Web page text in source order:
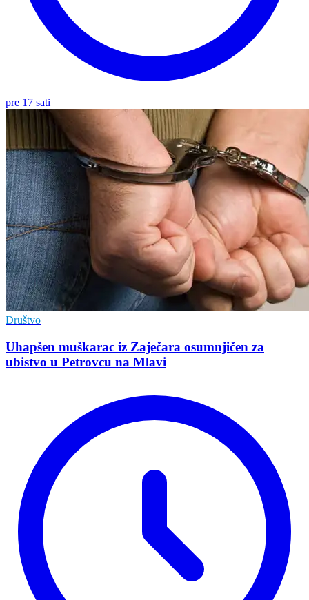
pre 17 sati
Društvo
Uhapšen muškarac iz Zaječara osumnjičen za
ubistvo u Petrovcu na Mlavi